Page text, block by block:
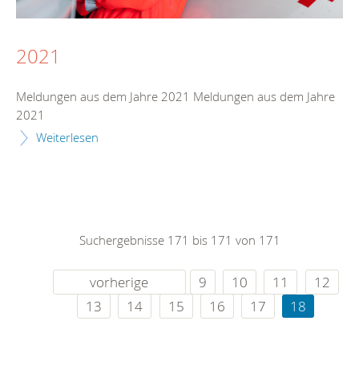
2021
Meldungen aus dem Jahre 2021 Meldungen aus dem Jahre
2021
Weiterlesen
Suchergebnisse 171 bis 171 von 171
vorherige 9 10 11
12
13
14 15 16 17 18